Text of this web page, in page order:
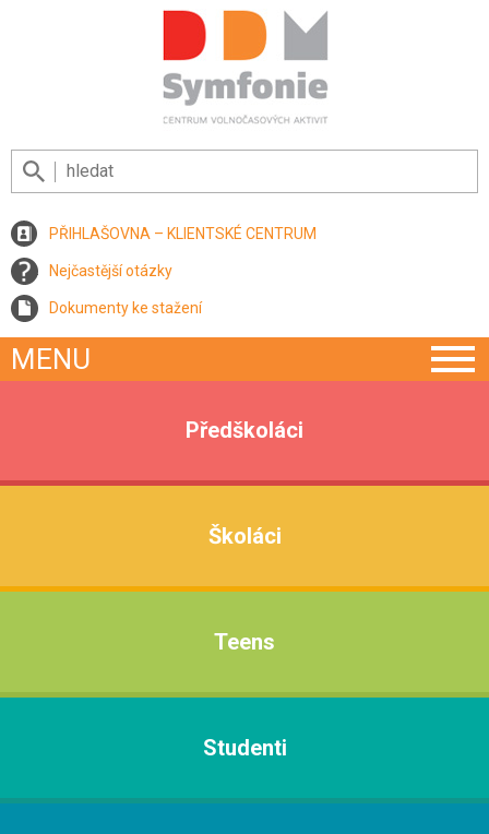
PŘIHLAŠOVNA – KLIENTSKÉ CENTRUM
Nejčastější otázky
Dokumenty ke stažení
MENU
Předškoláci
Školáci
Teens
Studenti